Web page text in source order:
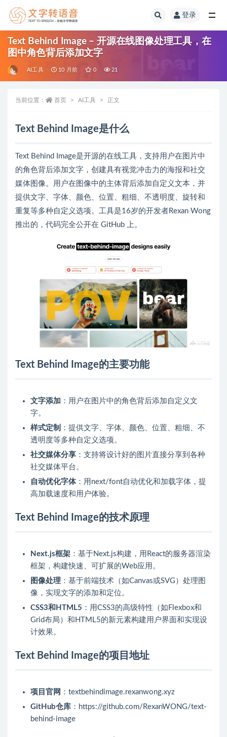
登录
Text Behind Image – 开源在线图像处理工具，在
图中角色背后添加文字
AI工具 10 月前 0 21
当前位置： 首页 AI工具 正文
Text Behind Image是什么
Text Behind Image是开源的在线工具，支持用户在图片中
的角色背后添加文字，创建具有视觉冲击力的海报和社交
媒体图像。用户在图像中的主体背后添加自定义文本，并
提供文字、字体、颜色、位置、粗细、不透明度、旋转和
重复等多种自定义选项。工具是16岁的开发者Rexan Wong
推出的，代码完全公开在 GitHub 上。
Text Behind Image的主要功能
文字添加 ：用户在图片中的角色背后添加自定义文
字。
样式定制 ：提供文字、字体、颜色、位置、粗细、不
透明度等多种自定义选项。
社交媒体分享 ：支持将设计好的图片直接分享到各种
社交媒体平台。
自动优化字体：用next/font自动优化和加载字体，提
高加载速度和用户体验。
Text Behind Image的技术原理
Next.js框架 ：基于Next.js构建，用React的服务器渲染
框架，构建快速、可扩展的Web应用。
图像处理 ：基于前端技术（如Canvas或SVG）处理图
像，实现文字的添加和定位。
CSS3和HTML5 ：用CSS3的高级特性（如Flexbox和
Grid布局）和HTML5的新元素构建用户界面和实现设
计效果。
Text Behind Image的项目地址
项目官网 ：textbehindimage.rexanwong.xyz
GitHub仓库 ：https://github.com/RexanWONG/text-
behind-image